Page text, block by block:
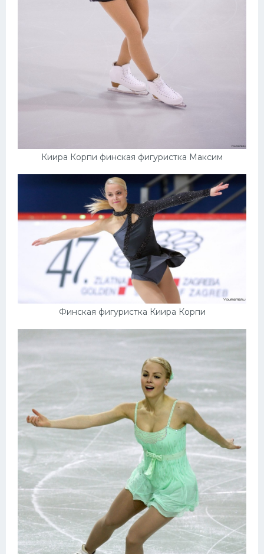
Киира Корпи финская фигуристка Максим
Финская фигуристка Киира Корпи